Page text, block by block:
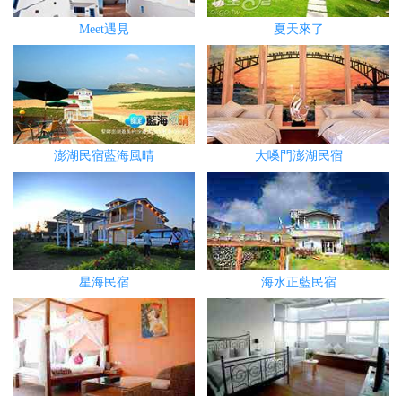
Meet遇見 夏天來了
澎湖民宿藍海風晴 大嗓門澎湖民宿
星海民宿 海水正藍民宿